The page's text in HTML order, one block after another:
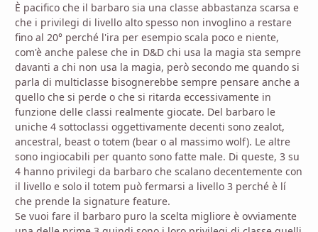
È pacifico che il barbaro sia una classe abbastanza scarsa e
che i privilegi di livello alto spesso non invoglino a restare
fino al 20° perché l'ira per esempio scala poco e niente,
com'è anche palese che in D&D chi usa la magia sta sempre
davanti a chi non usa la magia, però secondo me quando si
parla di multiclasse bisognerebbe sempre pensare anche a
quello che si perde o che si ritarda eccessivamente in
funzione delle classi realmente giocate. Del barbaro le
uniche 4 sottoclassi oggettivamente decenti sono zealot,
ancestral, beast o totem (bear o al massimo wolf). Le altre
sono ingiocabili per quanto sono fatte male. Di queste, 3 su
4 hanno privilegi da barbaro che scalano decentemente con
il livello e solo il totem può fermarsi a livello 3 perché è lí
che prende la signature feature.
Se vuoi fare il barbaro puro la scelta migliore è ovviamente